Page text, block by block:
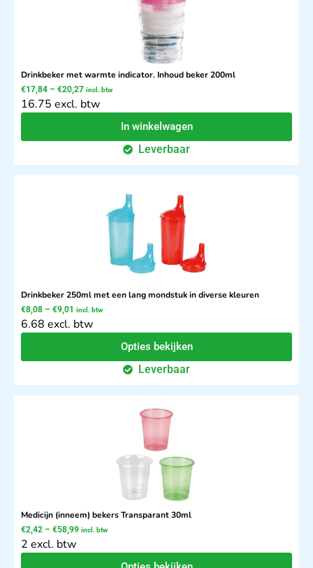
Drinkbeker met warmte indicator. Inhoud beker 200ml
€17,84 – €20,27 incl. btw
16.75 excl. btw
In winkelwagen
Leverbaar
Drinkbeker 250ml met een lang mondstuk in diverse kleuren
€8,08 – €9,01 incl. btw
6.68 excl. btw
Opties bekijken
Leverbaar
Medicijn (inneem) bekers Transparant 30ml
€2,42 – €58,99 incl. btw
2 excl. btw